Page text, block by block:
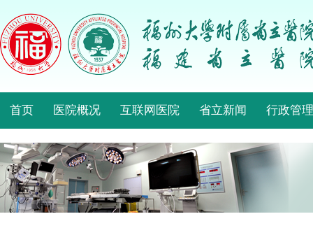
首页 医院概况 互联网医院 省立新闻 行政管理